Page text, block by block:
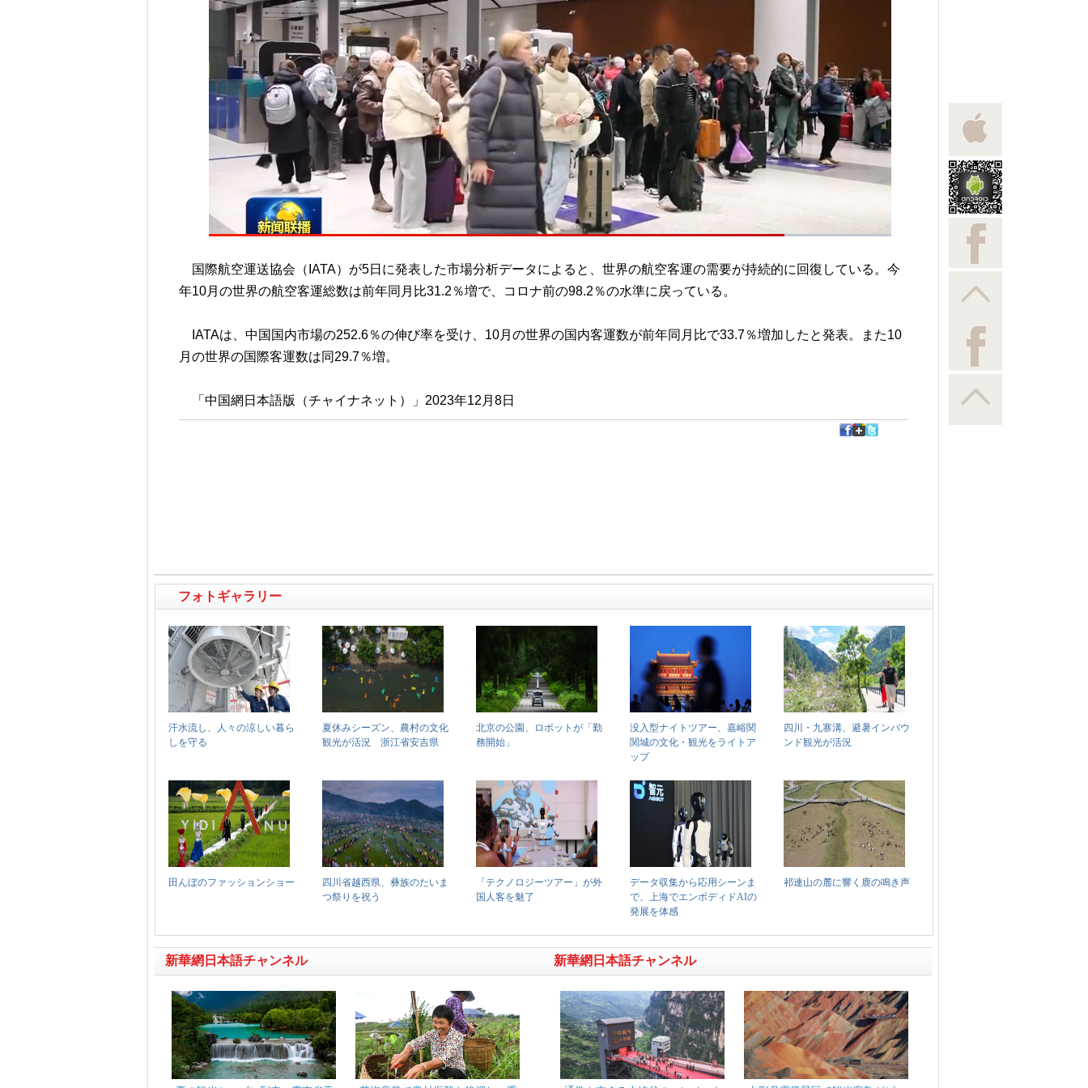
国際航空運送協会（IATA）が5日に発表した市場分析データによると、世界の航空客運の需要が持続的に回復している。今
年10月の世界の航空客運総数は前年同月比31.2％増で、コロナ前の98.2％の水準に戻っている。
IATAは、中国国内市場の252.6％の伸び率を受け、10月の世界の国内客運数が前年同月比で33.7％増加したと発表。また10
月の世界の国際客運数は同29.7％増。
「中国網日本語版（チャイナネット）」2023年12月8日